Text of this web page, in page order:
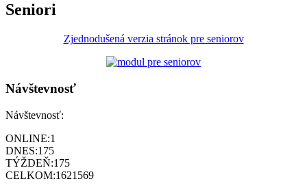
Seniori
Zjednodušená verzia stránok pre seniorov
Návštevnosť
Návštevnosť:
ONLINE:1
DNES:175
TÝŽDEŇ:175
CELKOM:1621569